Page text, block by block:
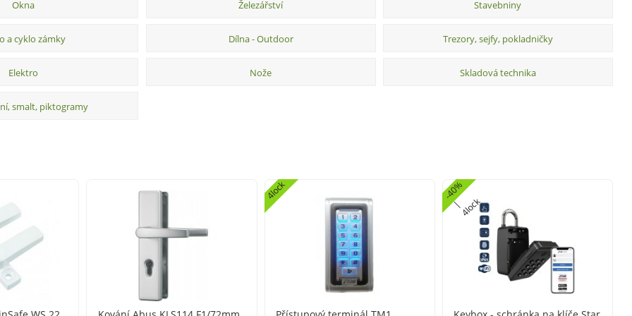
Okna Železářství Stavebniny
a cyklo zámky Dílna - Outdoor Trezory, sejfy, pokladničky
Elektro Nože Skladová technika
smalt, piktogramy
4lock -
4
0
%
|
4
l
o
ck